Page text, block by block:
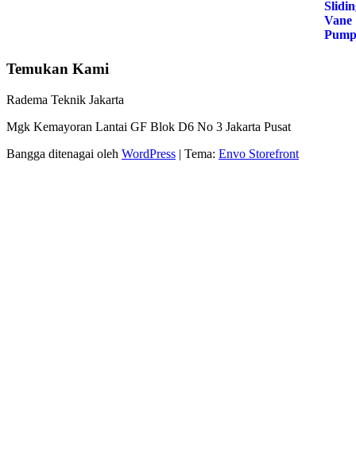
Temukan Kami
Radema Teknik Jakarta
Mgk Kemayoran Lantai GF Blok D6 No 3 Jakarta Pusat
Bangga ditenagai oleh WordPress | Tema: Envo Storefront